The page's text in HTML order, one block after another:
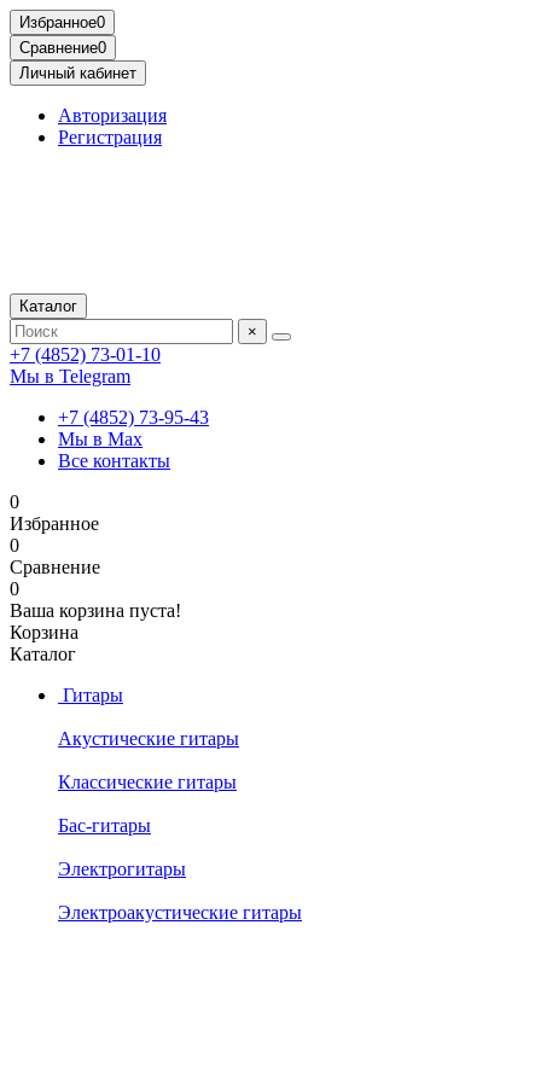
Избранное0
Сравнение0
Личный кабинет
Авторизация
Регистрация
Каталог
×
+7 (4852) 73-01-10
Мы в Telegram
+7 (4852) 73-95-43
Мы в Max
Все контакты
0
Избранное
0
Сравнение
0
Ваша корзина пуста!
Корзина
Каталог
Гитары
Акустические гитары
Классические гитары
Бас-гитары
Электрогитары
Электроакустические гитары